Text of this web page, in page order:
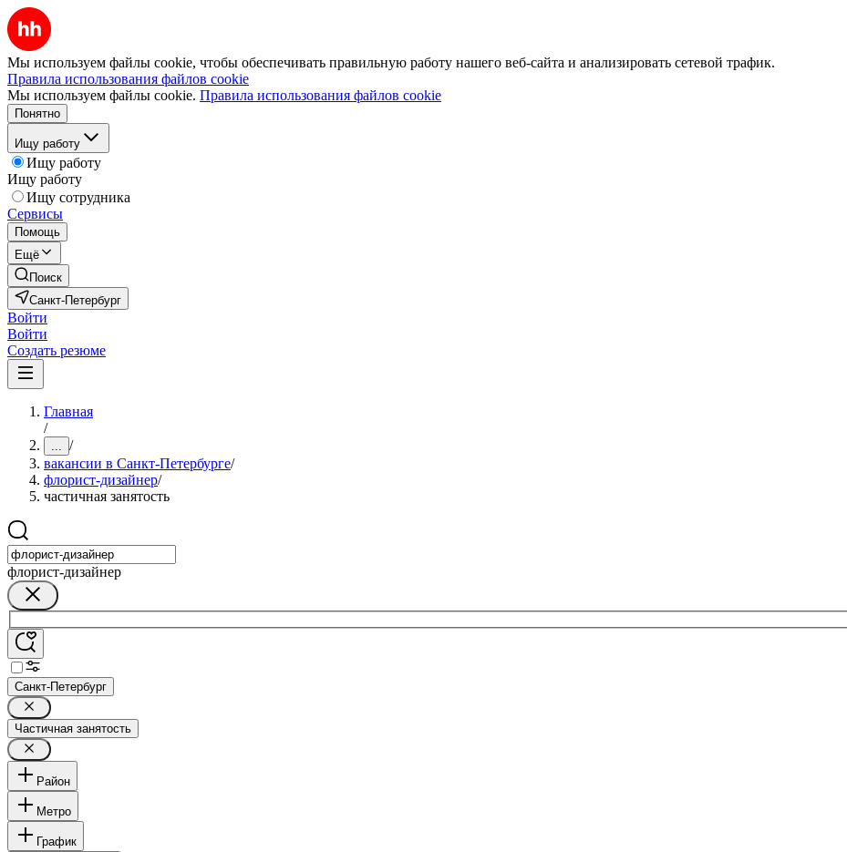
Мы используем файлы cookie, чтобы обеспечивать правильную работу нашего веб-сайта и анализировать сетевой трафик.
Правила использования файлов cookie
Мы используем файлы cookie. Правила использования файлов cookie
Понятно
Ищу работу
Ищу работу
Ищу работу
Ищу сотрудника
Сервисы
Помощь
Ещё
Поиск
Санкт-Петербург
Войти
Войти
Создать резюме
Главная
/
... /
вакансии в Санкт-Петербурге/
флорист-дизайнер/
частичная занятость
флорист-дизайнер
Санкт-Петербург
Частичная занятость
Район
Метро
График